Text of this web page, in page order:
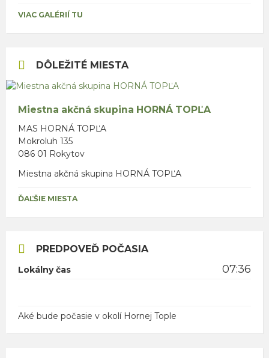
VIAC GALÉRIÍ TU
DÔLEŽITÉ MIESTA
Miestna akčná skupina HORNÁ TOPĽA
MAS HORNÁ TOPĽA
Mokroluh 135
086 01 Rokytov
Miestna akčná skupina HORNÁ TOPĽA
ĎAĽŠIE MIESTA
PREDPOVEĎ POČASIA
Lokálny čas 07:36
Aké bude počasie v okolí Hornej Tople